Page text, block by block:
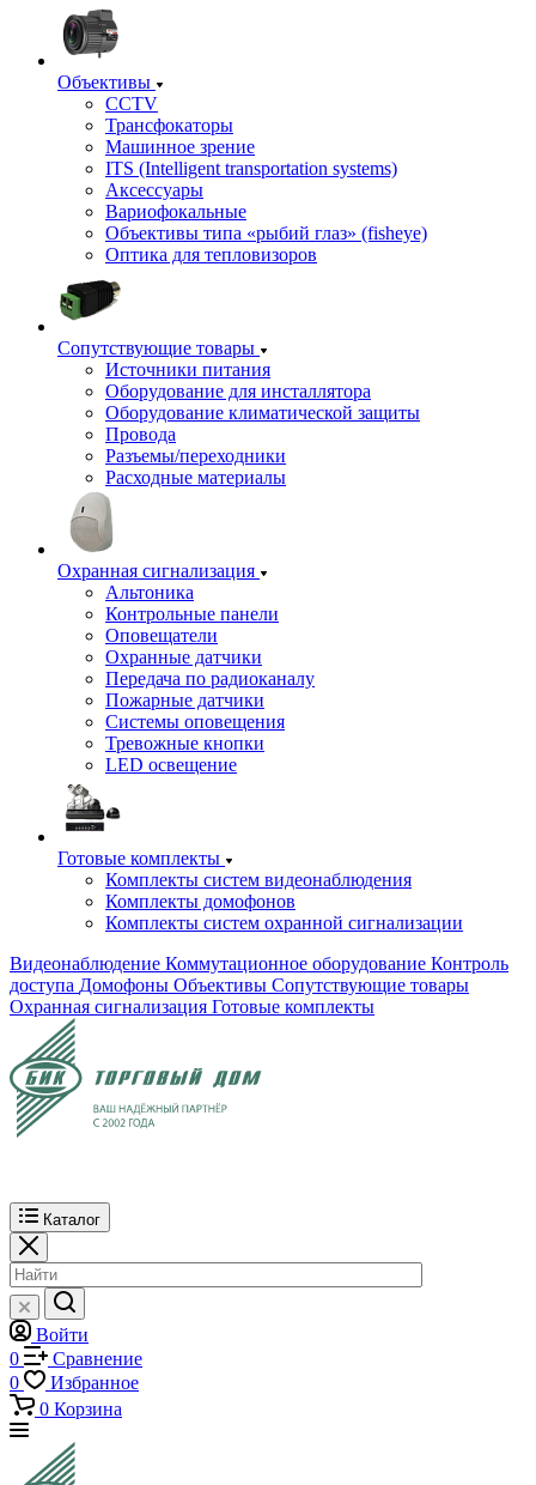
Объективы
CCTV
Трансфокаторы
Машинное зрение
ITS (Intelligent transportation systems)
Аксессуары
Вариофокальные
Объективы типа «рыбий глаз» (fisheye)
Оптика для тепловизоров
Сопутствующие товары
Источники питания
Оборудование для инсталлятора
Оборудование климатической защиты
Провода
Разъемы/переходники
Расходные материалы
Охранная сигнализация
Альтоника
Контрольные панели
Оповещатели
Охранные датчики
Передача по радиоканалу
Пожарные датчики
Системы оповещения
Тревожные кнопки
LED освещение
Готовые комплекты
Комплекты систем видеонаблюдения
Комплекты домофонов
Комплекты систем охранной сигнализации
Видеонаблюдение Коммутационное оборудование Контроль
доступа Домофоны Объективы Сопутствующие товары
Охранная сигнализация Готовые комплекты
Каталог
Войти
0
Сравнение
0
Избранное
0 Корзина